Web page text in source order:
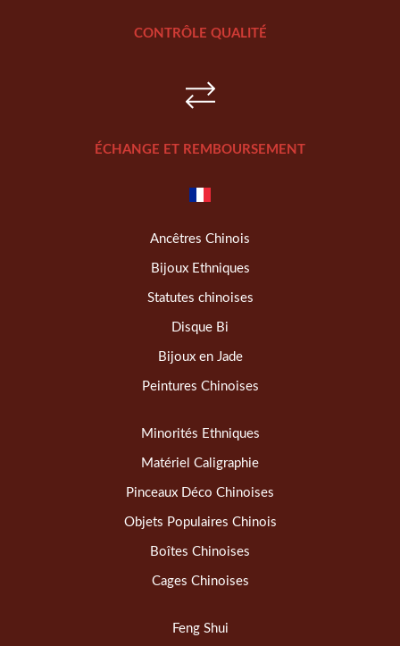
CONTRÔLE QUALITÉ
ÉCHANGE ET REMBOURSEMENT
Ancêtres Chinois
Bijoux Ethniques
Statutes chinoises
Disque Bi
Bijoux en Jade
Peintures Chinoises
Minorités Ethniques
Matériel Caligraphie
Pinceaux Déco Chinoises
Objets Populaires Chinois
Boîtes Chinoises
Cages Chinoises
Feng Shui